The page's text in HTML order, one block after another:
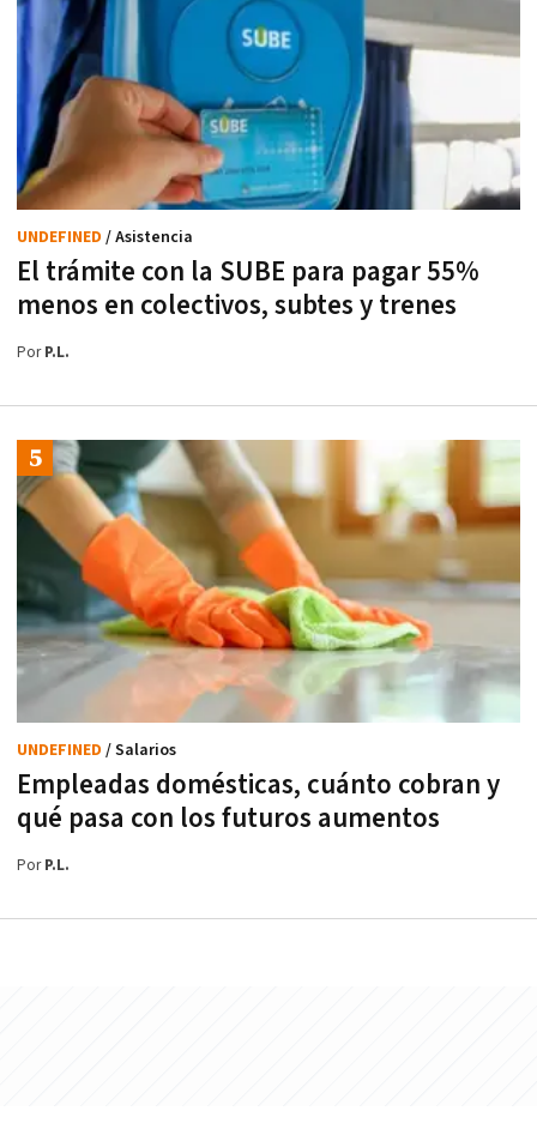
El trámite con la SUBE para pagar 55%
menos en colectivos, subtes y trenes
UNDEFINED / Asistencia
PorP.L.
Empleadas domésticas, cuánto cobran y
qué pasa con los futuros aumentos
UNDEFINED / Salarios
PorP.L.